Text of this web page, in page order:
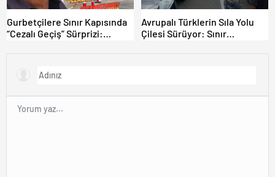
Gurbetçilere Sınır Kapısında
“Cezalı Geçiş” Sürprizi:
Avrupalı Türklerin Sıla Yolu
Çilesi Sürüyor: Sınır